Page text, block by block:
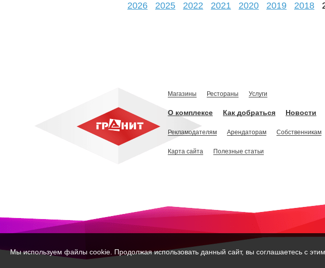
2026 2025 2022 2021 2020 2019 2018
Магазины Рестораны Услуги
О комплексе Как добраться Новости
Рекламодателям Арендаторам Собственникам
Карта сайта Полезные статьи
Мы используем файлы cookie. Продолжая использовать данный сайт, вы соглашаетесь с